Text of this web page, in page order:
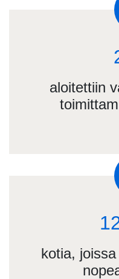
aloitettiin
kotia,